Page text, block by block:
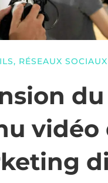
, RÉSEAUX SOCIAUX
du
vidéo